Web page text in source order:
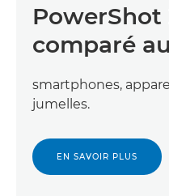
PowerShot
comparé
smartphones,
jumelles.
EN SAVOIR PLUS